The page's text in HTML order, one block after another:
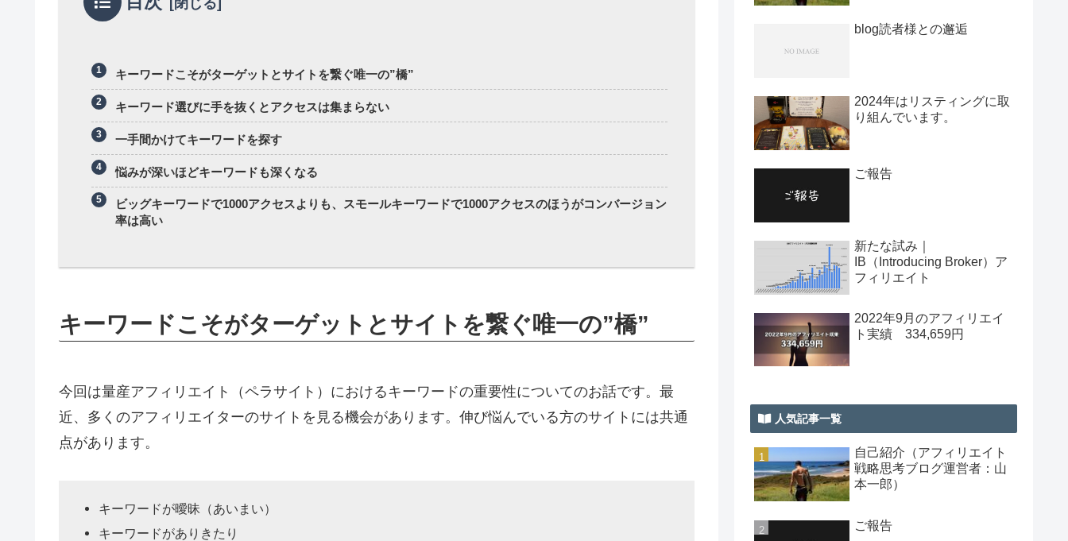
キーワードこそがターゲットとサイトを繋ぐ唯一の”橋”
キーワード選びに手を抜くとアクセスは集まらない
一手間かけてキーワードを探す
悩みが深いほどキーワードも深くなる
ビッグキーワードで1000アクセスよりも、スモールキーワードで1000アクセスのほうがコンバージョン
率は高い
キーワードこそがターゲットとサイトを繋ぐ唯一の”橋”
今回は量産アフィリエイト（ペラサイト）におけるキーワードの重要性についてのお話です。最
近、多くのアフィリエイターのサイトを見る機会があります。伸び悩んでいる方のサイトには共通
点があります。
キーワードが曖昧（あいまい）
キーワードがありきたり
blog読者様との邂逅
2024年はリスティングに取
り組んでいます。
ご報告
新たな試み｜
IB（Introducing Broker）ア
フィリエイト
2022年9月のアフィリエイ
ト実績 334,659円
人気記事一覧
自己紹介（アフィリエイト
戦略思考ブログ運営者：山
本一郎）
ご報告